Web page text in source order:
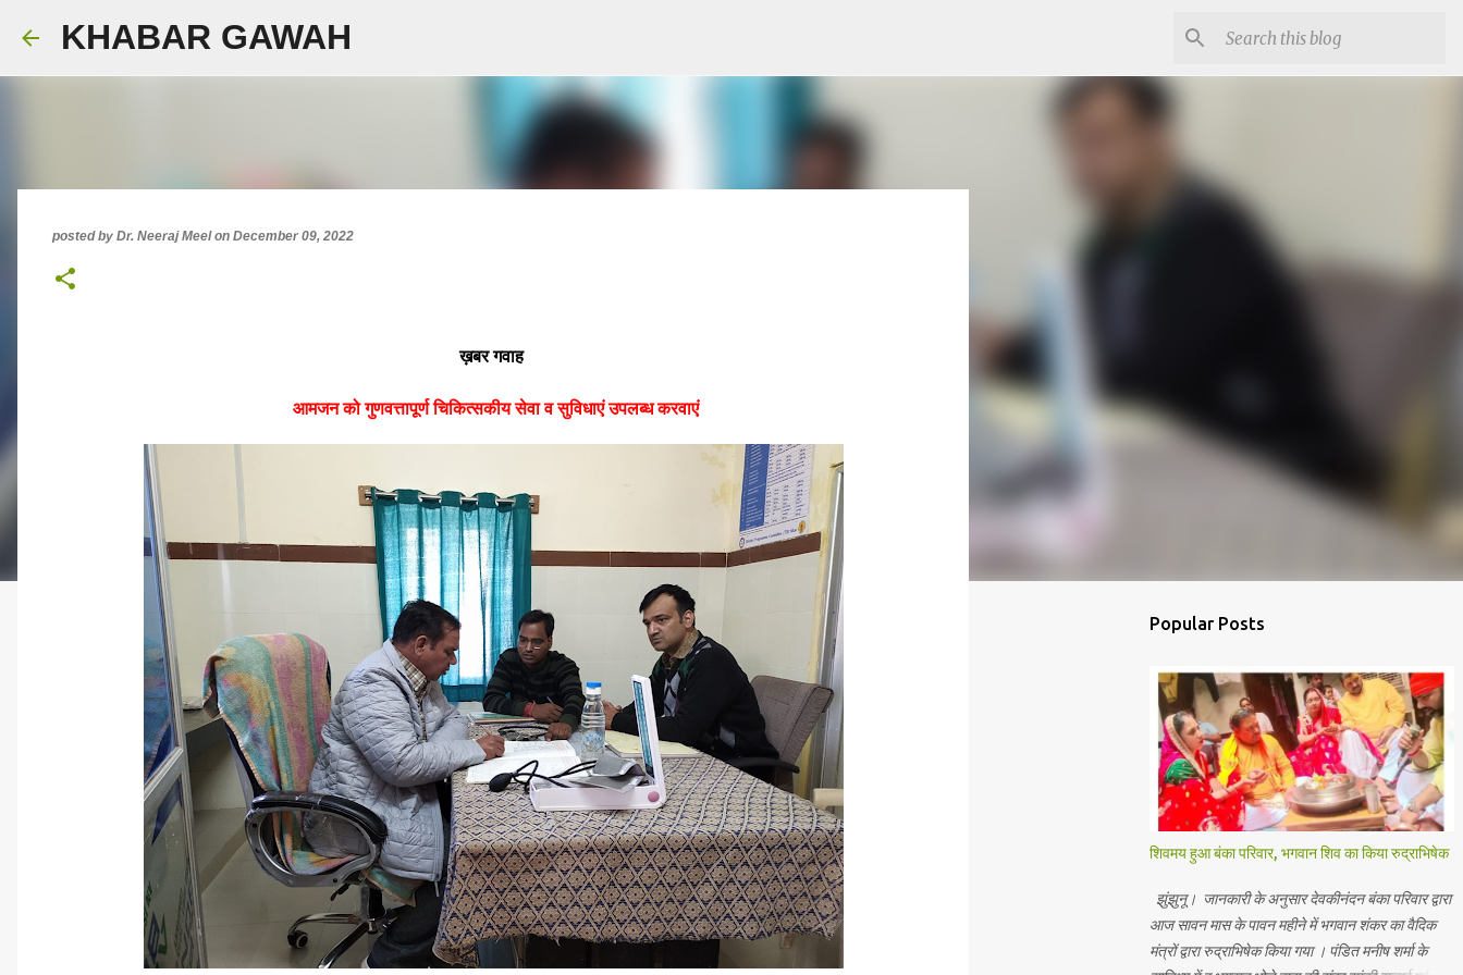
KHABAR GAWAH
posted by Dr. Neeraj Meel on December 09, 2022
ख़बर गवाह
आमजन को गुणवत्तापूर्ण चिकित्सकीय सेवा व सुविधाएं उपलब्ध करवाएं
Popular Posts
शिवमय हुआ बंका परिवार, भगवान शिव का किया रुद्राभिषेक
झुंझुनू। जानकारी के अनुसार देवकीनंदन बंका परिवार द्वारा
आज सावन मास के पावन महीने में भगवान शंकर का वैदिक
मंत्रों द्वारा रुद्राभिषेक किया गया । पंडित मनीष शर्मा के